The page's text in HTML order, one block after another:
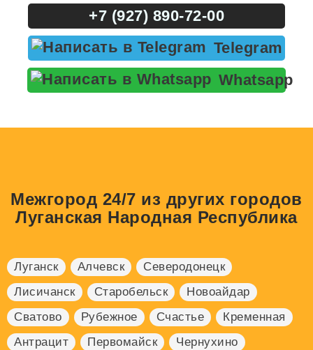
+7 (927) 890-72-00
Telegram
Whatsapp
Межгород 24/7 из других городов
Луганская Народная Республика
Луганск Алчевск
Северодонецк
Лисичанск
Старобельск
Новоайдар
Сватово
Рубежное Счастье
Кременная
Антрацит
Первомайск
Чернухино